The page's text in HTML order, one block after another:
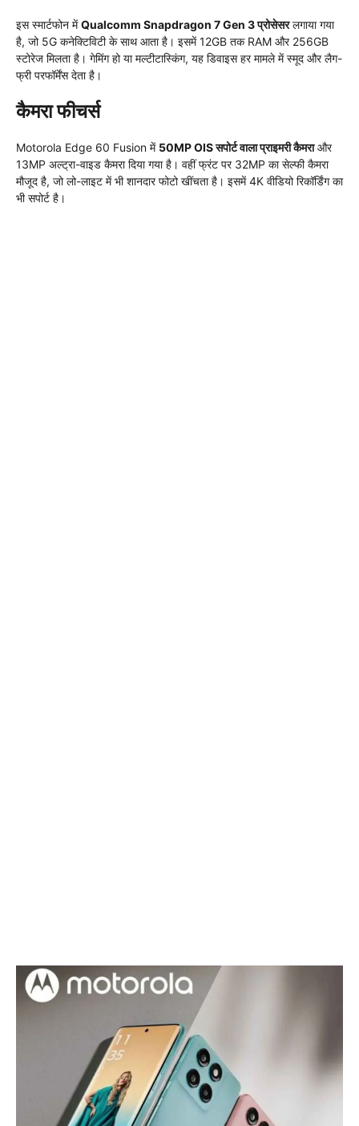
इस स्मार्टफोन मेंQualcomm Snapdragon 7 Gen 3 प्रोसेसरलगाया गया
है, जो 5G कनेक्टिविटी के साथ आता है। इसमें 12GB तक RAM और 256GB
स्टोरेज मिलता है। गेमिंग हो या मल्टीटास्किंग, यह डिवाइस हर मामले में स्मूद और लैग-
फ्री परफॉर्मेंस देता है।
कैमरा फीचर्स
Motorola Edge 60 Fusion में 50MP OIS सपोर्ट वाला प्राइमरी कैमराऔर
13MP अल्ट्रा-वाइड कैमरा दिया गया है। वहीं फ्रंट पर 32MP का सेल्फी कैमरा
मौजूद है, जो लो-लाइट में भी शानदार फोटो खींचता है। इसमें 4K वीडियो रिकॉर्डिंग का
भी सपोर्ट है।